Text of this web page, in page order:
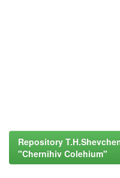
Repository
"Chernihiv Colehium"